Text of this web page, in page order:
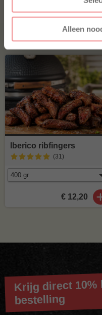
Alleen
Home Made Texas style
(41)
€ 8,99
Iberico ribfingers
(31 )
€ 12,20
Krijg direct
bestelling